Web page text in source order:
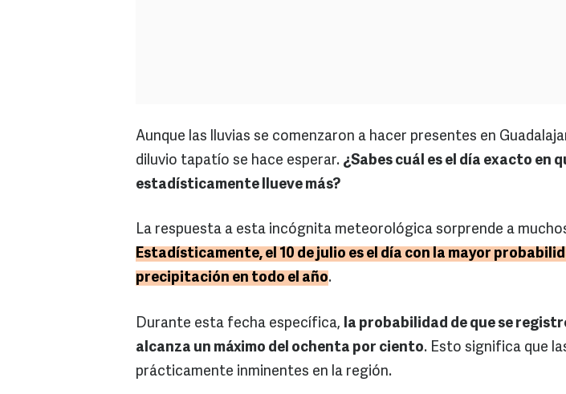
Aunque las lluvias se comenzaron a hacer presentes en
diluvio tapatío se hace esperar. ¿Sabes cuál es el día exacto en
estadísticamente llueve más?
La respuesta a esta incógnita meteorológica sorprende a
Estadísticamente, el 10 de julio es el día con la mayor
precipitación en todo el año.
Durante esta fecha específica, la probabilidad de que se
alcanza un máximo del ochenta por ciento. Esto significa que
prácticamente inminentes en la región.